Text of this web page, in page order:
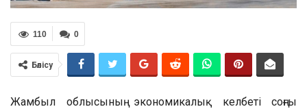
0
110
Бөлісу
Жамбыл облысының экономикалық келбеті соңғы